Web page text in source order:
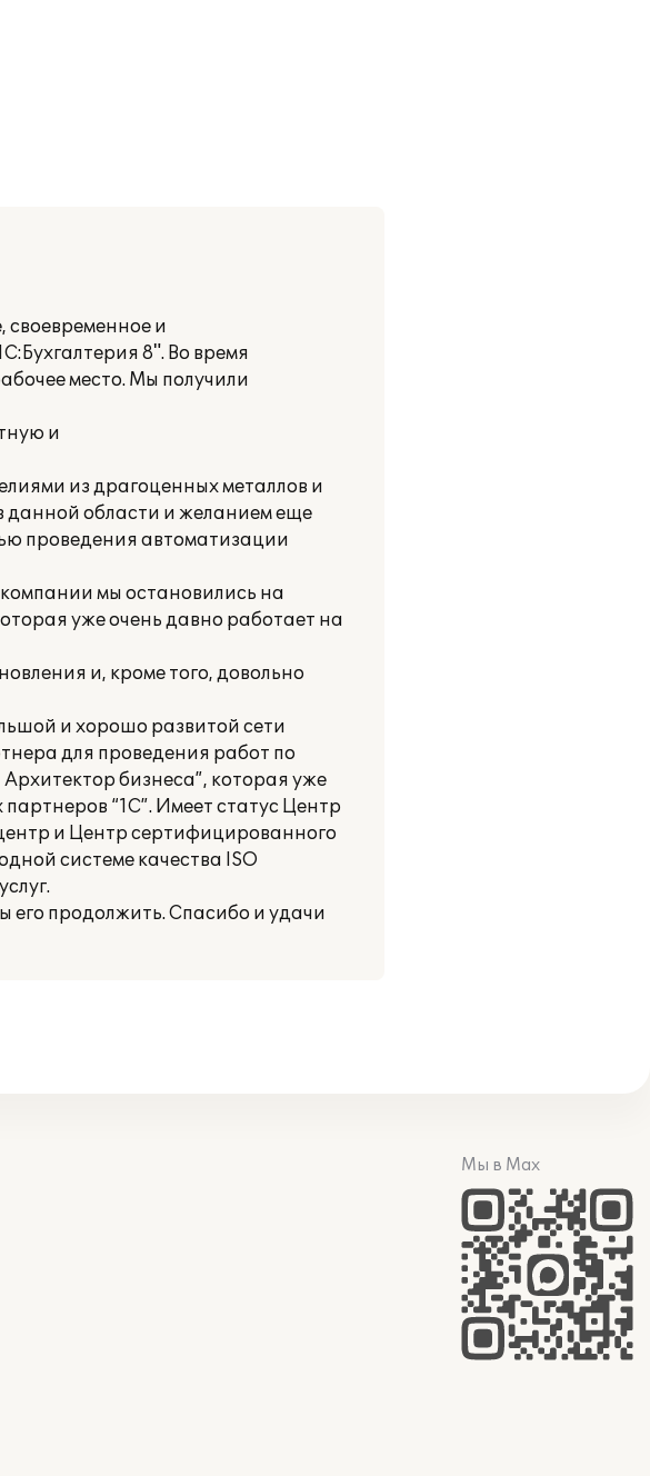
своевременное и
8". Во время
место. Мы получили
и
из драгоценных металлов и
данной области и желанием еще
проведения автоматизации
мы остановились на
уже очень давно работает на
и, кроме того, довольно
и хорошо развитой сети
для проведения работ по
бизнеса”, которая уже
“1С”. Имеет статус Центр
и Центр сертифицированного
системе качества ISO
его продолжить. Спасибо и удачи
Мы в Max